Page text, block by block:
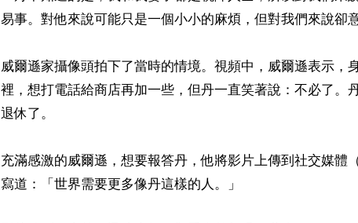
易事。對他來說可能只是一個小小的麻煩，但對我們來說卻
威爾遜家攝像頭拍下了當時的情境。視頻中，威爾遜表示，
裡，想打電話給商店再加一些，但丹一直笑著說：不必了。
退休了。
充滿感激的威爾遜，想要報答丹，他將影片上傳到社交媒體
寫道：「世界需要更多像丹這樣的人。」